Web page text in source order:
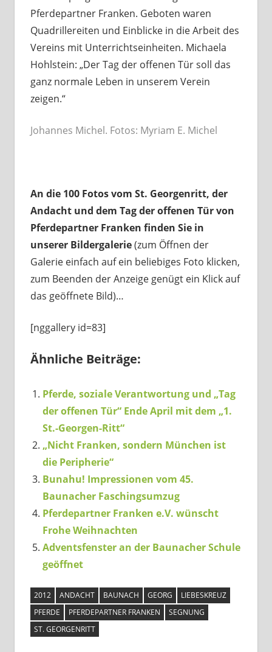
Pferdepartner Franken. Geboten waren
Quadrillereiten und Einblicke in die Arbeit des
Vereins mit Unterrichtseinheiten. Michaela
Hohlstein: „Der Tag der offenen Tür soll das
ganz normale Leben in unserem Verein
zeigen.“
Johannes Michel. Fotos: Myriam E. Michel
An die 100 Fotos vom St. Georgenritt, der
Andacht und dem Tag der offenen Tür von
Pferdepartner Franken finden Sie in
unserer Bildergalerie(zum Öffnen der
Galerie einfach auf ein beliebiges Foto klicken,
zum Beenden der Anzeige genügt ein Klick auf
das geöffnete Bild)…
[nggallery id=83]
Ähnliche Beiträge:
Pferde, soziale Verantwortung und „Tag
der offenen Tür“ Ende April mit dem „1.
St.-Georgen-Ritt“
„Nicht Franken, sondern München ist
die Peripherie“
Bunahu! Impressionen vom 45.
Baunacher Faschingsumzug
Pferdepartner Franken e.V. wünscht
Frohe Weihnachten
Adventsfenster an der Baunacher Schule
geöffnet
2012 ANDACHT BAUNACH GEORG
LIEBESKREUZ
PFERDE
PFERDEPARTNER FRANKEN
SEGNUNG
ST. GEORGENRITT